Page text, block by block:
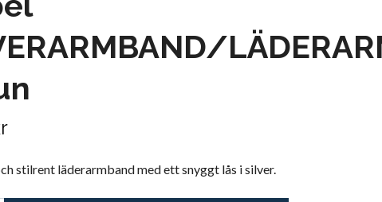
stilrent läderarmband med ett snyggt lås i silver.